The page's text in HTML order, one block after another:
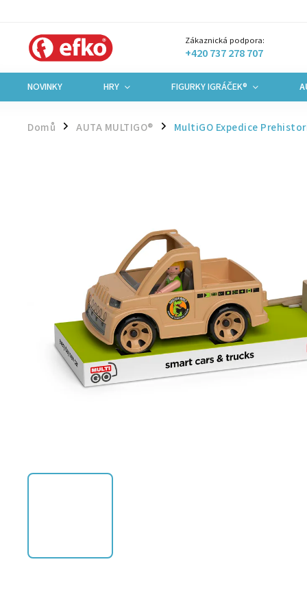
Zákaznická podpora:
+420 737 278 707
NOVINKY HRY FIGURKY IGRÁČEK®
Domů / AUTA MULTIGO® / MultiGO Expedice